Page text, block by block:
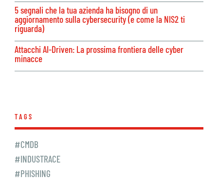
5 segnali che la tua azienda ha bisogno di un
aggiornamento sulla cybersecurity (e come la NIS2 ti
riguarda)
Attacchi AI-Driven: La prossima frontiera delle cyber
minacce
TAGS
#CMDB
#INDUSTRACE
#PHISHING